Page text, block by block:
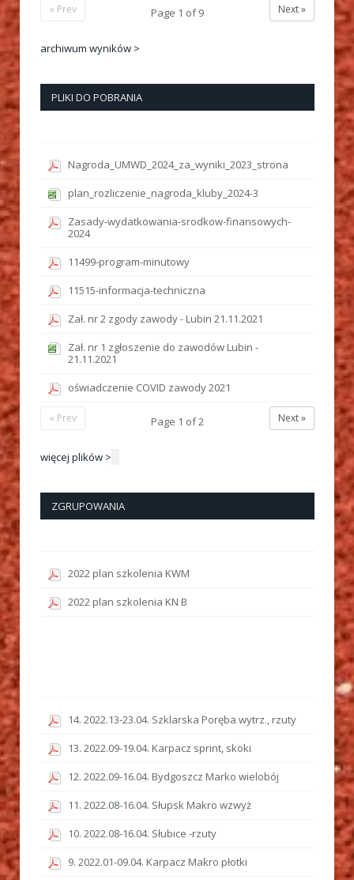
Next »
Page 1 of9
« Prev
archiwum wyników >
PLIKI DO POBRANIA
Nagroda_UMWD_2024_za_wyniki_2023_strona
plan_rozliczenie_nagroda_kluby_2024-3
Zasady-wydatkowania-srodkow-finansowych-
2024
11499-program-minutowy
11515-informacja-techniczna
Zał. nr 2 zgody zawody - Lubin 21.11.2021
Zał. nr 1 zgłoszenie do zawodów Lubin -
21.11.2021
oświadczenie COVID zawody 2021
Next »
Page 1 of2
« Prev
więcej plików >
ZGRUPOWANIA
2022 plan szkolenia KWM
2022 plan szkolenia KN B
14. 2022.13-23.04. Szklarska Poręba wytrz., rzuty
13. 2022.09-19.04. Karpacz sprint, skoki
12. 2022.09-16.04. Bydgoszcz Marko wielobój
11. 2022.08-16.04. Słupsk Makro wzwyż
10. 2022.08-16.04. Słubice -rzuty
9. 2022.01-09.04. Karpacz Makro płotki